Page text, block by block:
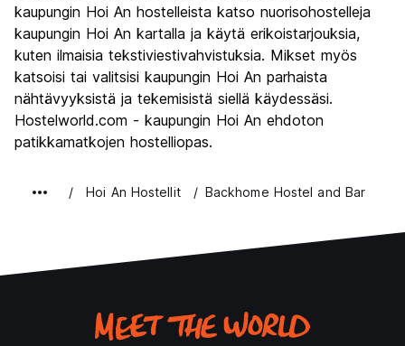
Yöelämä
7.0
Rahanarvoinen
8.4
kaupungin Hoi An hostelleista katso nuorisohostelleja
kaupungin Hoi An kartalla ja käytä erikoistarjouksia,
kuten ilmaisia tekstiviestivahvistuksia. Mikset myös
katsoisi tai valitsisi kaupungin Hoi An parhaista
nähtävyyksistä ja tekemisistä siellä käydessäsi.
Hostelworld.com - kaupungin Hoi An ehdoton
patikkamatkojen hostelliopas.
Hoi An Hostellit Backhome Hostel and Bar